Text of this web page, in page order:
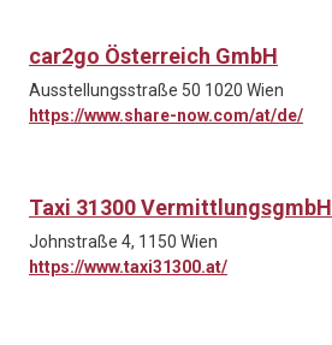
car2go Österreich GmbH
Ausstellungsstraße 50 1020 Wien
https://www.share-now.com/at/de/
Taxi 31300 VermittlungsgmbH
Johnstraße 4, 1150 Wien
https://www.taxi31300.at/